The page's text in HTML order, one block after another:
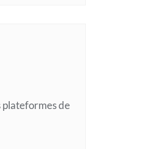
de